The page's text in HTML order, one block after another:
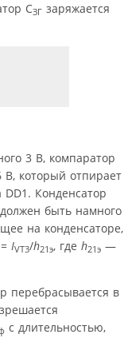
CЗГ заряжается
3 В, компаратор
В, который отпирает
Конденсатор
должен быть намного
на конденсаторе,
= IVT3/h21э, где h21э —
перебрасывается в
с длительностью,